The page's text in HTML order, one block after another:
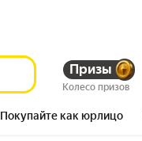
Призы
Колесо призов
Покупайте как юрлицо